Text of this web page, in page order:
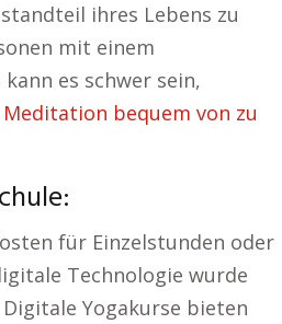
ihres Lebens zu
mit einem
es schwer sein,
bequem von zu
für Einzelstunden oder
Technologie wurde
Yogakurse bieten